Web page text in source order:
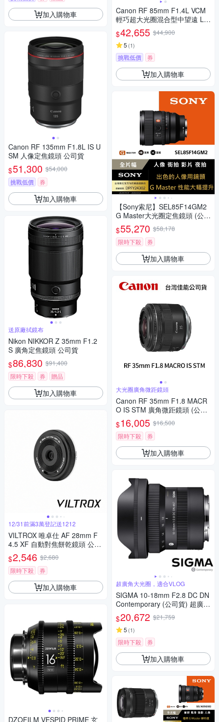
加入購物車
Canon RF 135mm F1.8L IS U
SM 人像定焦鏡頭 公司貨
$51,300 $54,000
挑戰低價
券
加入購物車
送原廠拭鏡布
Nikon NIKKOR Z 35mm F1.2
S 廣角定焦鏡頭 公司貨
$86,830 $91,400
限時下殺
券 贈品
加入購物車
12/31前滿3萬登記送1212
VILTROX 唯卓仕 AF 28mm F
4.5 XF 自動對焦餅乾鏡頭 公司
貨 For FUJIFILM X 接環
$2,546 $2,680
限時下殺
券
加入購物車
DZOFILM VESPID PRIME 玄
Canon RF 85mm F1.4L VCM
輕巧超大光圈混合型中望遠 L
鏡頭 公司貨
$42,655 $44,900
5 (1)
挑戰低價 券
加入購物車
【Sony索尼】SEL85F14GM2
G Master大光圈定焦鏡頭 (公司
貨 保固24個月)
$55,270 $58,178
限時下殺
券
加入購物車
大光圈廣角微距鏡頭
Canon RF 35mm F1.8 MACR
O IS STM 廣角微距鏡頭 (公司
貨)
$16,005 $16,500
限時下殺
券
加入購物車
超廣角大光圈，適合VLOG
SIGMA 10-18mm F2.8 DC DN
Contemporary (公司貨) 超廣角
變焦鏡頭 APS-C 無反微單眼鏡
頭
$20,672 $21,759
5 (1)
限時下殺 券
加入購物車